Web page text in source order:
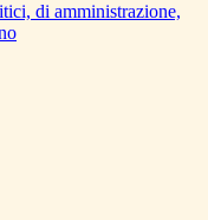
di amministrazione,